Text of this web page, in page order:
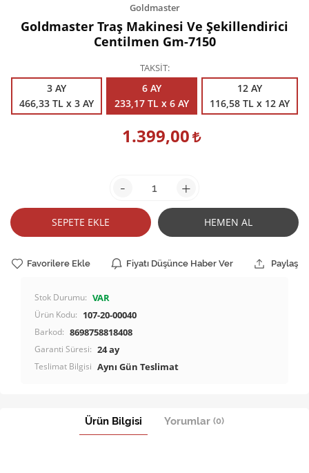
Goldmaster
Goldmaster Traş Makinesi Ve Şekillendirici
Centilmen Gm-7150
TAKSİT
3 AY
466,33 TL x 3 AY
6 AY
233,17 TL x 6 AY
12 AY
116,58 TL x 12 AY
1.399,00
- +
SEPETE EKLE HEMEN AL
Favorilere Ekle Fiyatı Düşünce Haber Ver Paylaş
Stok Durumu: VAR
Ürün Kodu: 107-20-00040
Barkod: 8698758818408
Garanti Süresi: 24 ay
Teslimat Bilgisi Aynı Gün Teslimat
Ürün Bilgisi Yorumlar (0)